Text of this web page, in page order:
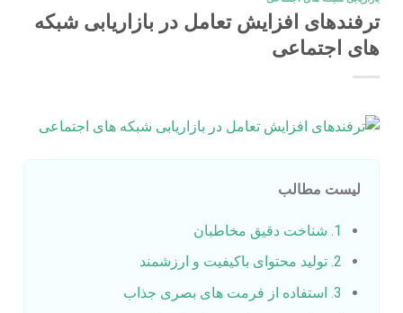
ترفندهای افزایش تعامل در بازاریابی شبکه‌
های اجتماعی
لیست مطالب
1. شناخت دقیق مخاطبان
2. تولید محتوای باکیفیت و ارزشمند
3. استفاده از فرمت‌ های بصری جذاب